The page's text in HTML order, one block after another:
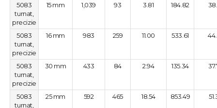
5083
turnat,
precizie
15 mm 1,039 93 3.81 184.82
5083
turnat,
precizie
16 mm 983 259 11.00 533.61
5083
turnat,
precizie
30 mm 433 84 2.94 135.34
5083
turnat,
25 mm 592 465 18.54 853.49